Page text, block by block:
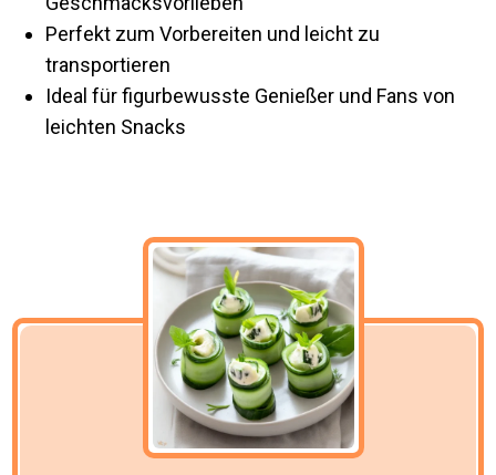
Perfekt zum Vorbereiten und leicht zu
transportieren
Ideal für figurbewusste Genießer und Fans von
leichten Snacks